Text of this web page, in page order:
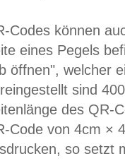
Codes können
eines Pegels
öffnen", welcher
sind
des QR-
Code von 4cm ×
so setzt